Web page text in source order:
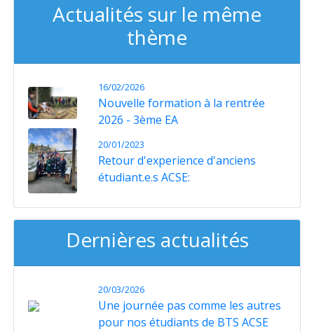
Actualités sur le même
thème
16/02/2026
Nouvelle formation à la rentrée
2026 - 3ème EA
20/01/2023
Retour d'experience d'anciens
étudiant.e.s ACSE:
Dernières actualités
20/03/2026
Une journée pas comme les autres
pour nos étudiants de BTS ACSE